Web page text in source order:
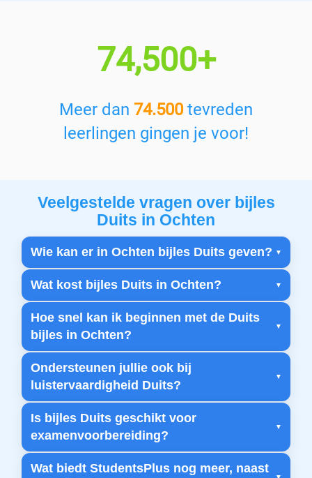
74,500+
Meer dan 74.500tevreden
leerlingen gingen je voor!
Veelgestelde vragen over bijles
Duits in Ochten
Wie kan er in Ochten bijles Duits geven?
Wat kost bijles Duits in Ochten?
Hoe snel kan ik beginnen met de Duits
bijles in Ochten?
Ondersteunen jullie ook bij
luistervaardigheid Duits?
Is bijles Duits geschikt voor
examenvoorbereiding?
Wat biedt StudentsPlus nog meer, naast